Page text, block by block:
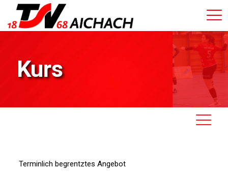
Kurs
Terminlich begrentztes Angebot